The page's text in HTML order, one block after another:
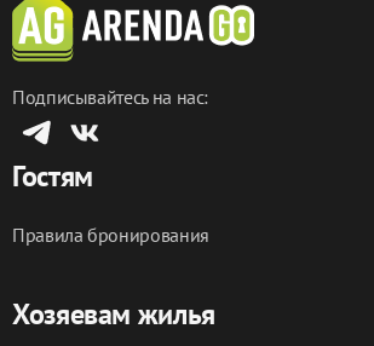
Комфортное проживание до 3 человек
Подписывайтесь на нас:
Гостям
Правила бронирования
Хозяевам жилья